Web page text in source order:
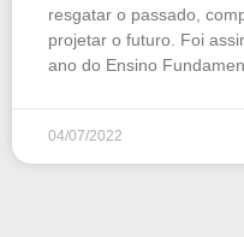
resgatar o passado,
projetar o futuro. Foi
ano do Ensino
04/07/2022